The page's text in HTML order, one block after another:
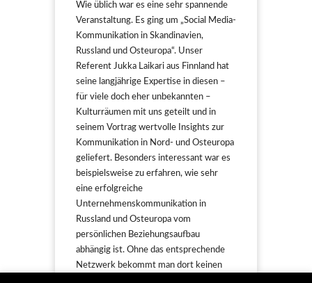
Wie üblich war es eine sehr spannende
Veranstaltung. Es ging um „Social Media-
Kommunikation in Skandinavien,
Russland und Osteuropa“. Unser
Referent Jukka Laikari aus Finnland hat
seine langjährige Expertise in diesen –
für viele doch eher unbekannten –
Kulturräumen mit uns geteilt und in
seinem Vortrag wertvolle Insights zur
Kommunikation in Nord- und Osteuropa
geliefert. Besonders interessant war es
beispielsweise zu erfahren, wie sehr
eine erfolgreiche
Unternehmenskommunikation in
Russland und Osteuropa vom
persönlichen Beziehungsaufbau
abhängig ist. Ohne das entsprechende
Netzwerk bekommt man dort keinen